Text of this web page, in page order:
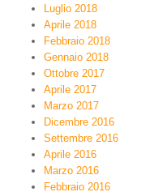
Luglio 2018
Aprile 2018
Febbraio 2018
Gennaio 2018
Ottobre 2017
Aprile 2017
Marzo 2017
Dicembre 2016
Settembre 2016
Aprile 2016
Marzo 2016
Febbraio 2016